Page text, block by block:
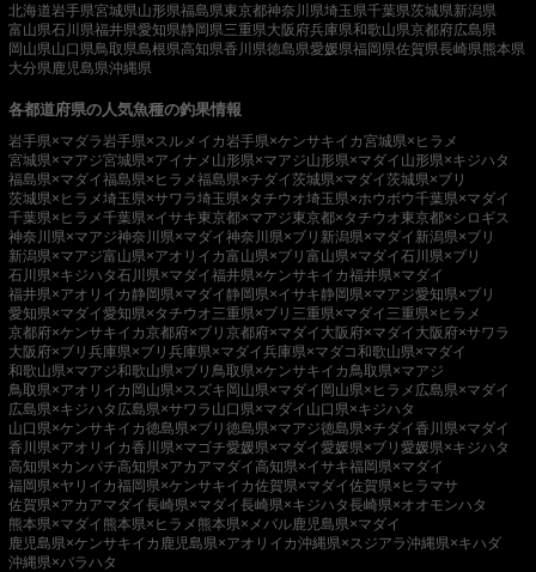
北海道岩手県宮城県山形県福島県東京都神奈川県埼玉県千葉県茨城県新潟県
富山県石川県福井県愛知県静岡県三重県大阪府兵庫県和歌山県京都府広島県
岡山県山口県鳥取県島根県高知県香川県徳島県愛媛県福岡県佐賀県長崎県熊本県
大分県 鹿児島県沖縄県
各都道府県の人気魚種の釣果情報
岩手県×マダラ 岩手県×スルメイカ 岩手県×ケンサキイカ宮城県×ヒラメ
宮城県×マアジ宮城県×アイナメ 山形県×マアジ山形県×マダイ 山形県×キジハタ
福島県×マダイ福島県×ヒラメ福島県×チダイ茨城県×マダイ茨城県×ブリ
茨城県×ヒラメ埼玉県×サワラ埼玉県×タチウオ埼玉県×ホウボウ千葉県×マダイ
千葉県×ヒラメ千葉県×イサキ東京都×マアジ東京都×タチウオ東京都×シロギス
神奈川県×マアジ神奈川県×マダイ神奈川県×ブリ 新潟県×マダイ 新潟県×ブリ
新潟県×マアジ富山県×アオリイカ富山県×ブリ 富山県×マダイ石川県×ブリ
石川県×キジハタ石川県×マダイ福井県×ケンサキイカ福井県×マダイ
福井県×アオリイカ静岡県×マダイ静岡県×イサキ静岡県×マアジ愛知県×ブリ
愛知県×マダイ愛知県×タチウオ三重県×ブリ 三重県×マダイ 三重県×ヒラメ
京都府×ケンサキイカ京都府×ブリ 京都府×マダイ 大阪府×マダイ 大阪府×サワラ
大阪府×ブリ 兵庫県×ブリ 兵庫県×マダイ兵庫県×マダコ和歌山県×マダイ
和歌山県×マアジ和歌山県×ブリ 鳥取県×ケンサキイカ 鳥取県×マアジ
鳥取県×アオリイカ 岡山県×スズキ岡山県×マダイ 岡山県×ヒラメ 広島県×マダイ
広島県×キジハタ 広島県×サワラ 山口県×マダイ 山口県×キジハタ
山口県×ケンサキイカ徳島県×ブリ 徳島県×マアジ徳島県×チダイ香川県×マダイ
香川県×アオリイカ香川県×マゴチ愛媛県×マダイ愛媛県×ブリ 愛媛県×キジハタ
高知県×カンパチ高知県×アカアマダイ高知県×イサキ福岡県×マダイ
福岡県×ヤリイカ福岡県×ケンサキイカ佐賀県×マダイ佐賀県×ヒラマサ
佐賀県×アカアマダイ長崎県×マダイ長崎県×キジハタ長崎県×オオモンハタ
熊本県×マダイ 熊本県×ヒラメ 熊本県×メバル鹿児島県×マダイ
鹿児島県×ケンサキイカ 鹿児島県×アオリイカ沖縄県×スジアラ沖縄県×キハダ
沖縄県×バラハタ